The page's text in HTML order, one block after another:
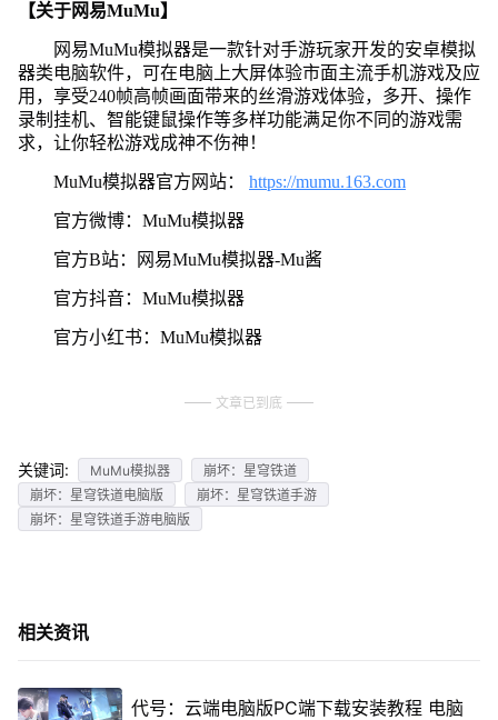
【关于网易MuMu】
网易MuMu模拟器是一款针对手游玩家开发的安卓模拟
器类电脑软件，可在电脑上大屏体验市面主流手机游戏及应
用，享受240帧高帧画面带来的丝滑游戏体验，多开、操作
录制挂机、智能键鼠操作等多样功能满足你不同的游戏需
求，让你轻松游戏成神不伤神！
MuMu模拟器官方网站： https://mumu.163.com
官方微博：MuMu模拟器
官方B站：网易MuMu模拟器-Mu酱
官方抖音：MuMu模拟器
官方小红书：MuMu模拟器
文章已到底
关键词: MuMu模拟器
崩坏：星穹铁道
崩坏：星穹铁道电脑版
崩坏：星穹铁道手游
崩坏：星穹铁道手游电脑版
相关资讯
代号：云端电脑版PC端下载安装教程 电脑